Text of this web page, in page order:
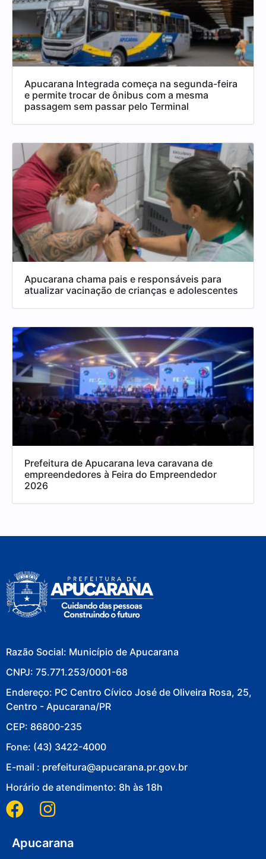
Apucarana Integrada começa na segunda-feira
e permite trocar de ônibus com a mesma
passagem sem passar pelo Terminal
Apucarana chama pais e responsáveis para
atualizar vacinação de crianças e adolescentes
Prefeitura de Apucarana leva caravana de
empreendedores à Feira do Empreendedor
2026
Razão Social: Município de Apucarana
CNPJ: 75.771.253/0001-68
Endereço: PC Centro Cívico José de Oliveira Rosa, 25,
Centro - Apucarana/PR
CEP: 86800-235
Fone: (43) 3422-4000
E-mail : prefeitura@apucarana.pr.gov.br
Horário de atendimento: 8h às 18h
Apucarana